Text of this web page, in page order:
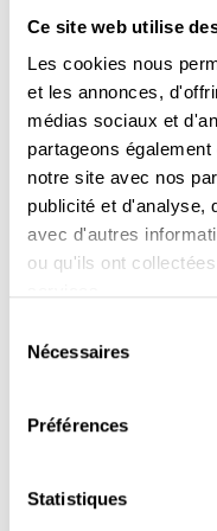
Ce site web utilise
Les cookies nous
et les annonces,
médias sociaux et
partageons
notre site avec nos
publicité et d'analyse,
avec d'autres
ou qu'ils ont
Nécessaires
Préférences
Statistiques
Remembrance